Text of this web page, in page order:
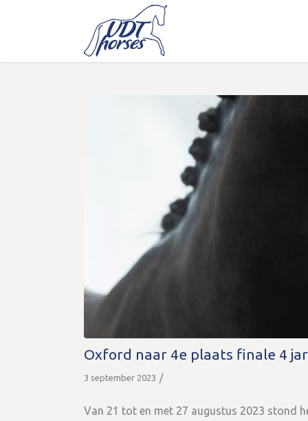
Oxford naar 4e plaats finale 4
3 september 2023 /
Van 21 tot en met 27 augustus 2023 stond